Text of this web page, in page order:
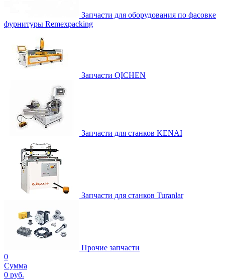
Запчасти для оборудования по фасовке
фурнитуры Remexpacking
Запчасти QICHEN
Запчасти для станков KENAI
Запчасти для станков Turanlar
Прочие запчасти
0
Сумма
0 руб.